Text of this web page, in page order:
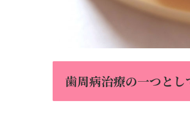
歯周病治療の一つとし